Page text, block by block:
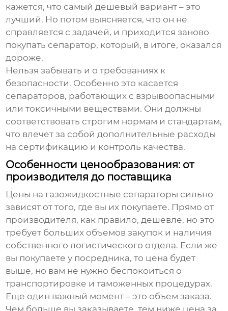
кажется, что самый дешевый вариант – это
лучший. Но потом выясняется, что он не
справляется с задачей, и приходится заново
покупать сепаратор, который, в итоге, оказался
дороже.
Нельзя забывать и о требованиях к
безопасности. Особенно это касается
сепараторов, работающих с взрывоопасными
или токсичными веществами. Они должны
соответствовать строгим нормам и стандартам,
что влечет за собой дополнительные расходы
на сертификацию и контроль качества.
Особенности ценообразования: от
производителя до поставщика
Цены на газожидкостные сепараторы сильно
зависят от того, где вы их покупаете. Прямо от
производителя, как правило, дешевле, но это
требует больших объемов закупок и наличия
собственного логистического отдела. Если же
вы покупаете у посредника, то цена будет
выше, но вам не нужно беспокоиться о
транспортировке и таможенных процедурах.
Еще один важный момент – это объем заказа.